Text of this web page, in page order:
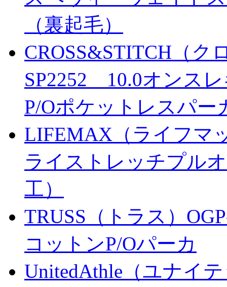
（裏起毛）
CROSS&STITCH（ク
SP2252 10.0オンス
P/Oポケットレスパー
LIFEMAX（ライフマ
ライストレッチプル
工）
TRUSS（トラス）
コットンP/Oパーカ
UnitedAthle（ユナイ